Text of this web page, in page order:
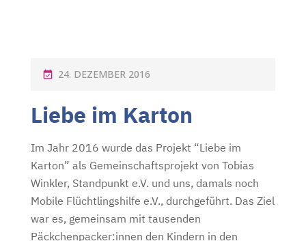
P
S
E
D
O
N
24. DEZEMBER 2016
Liebe im Karton
Im Jahr 2016 wurde das Projekt “Liebe im
Karton” als Gemeinschaftsprojekt von Tobias
Winkler, Standpunkt e.V. und uns, damals noch
Mobile Flüchtlingshilfe e.V., durchgeführt. Das Ziel
war es, gemeinsam mit tausenden
Päckchenpacker:innen den Kindern in den